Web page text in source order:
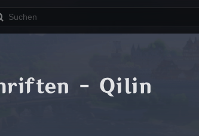
– Qilin